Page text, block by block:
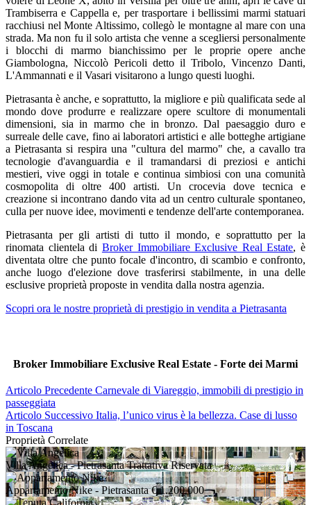
Trambiserra e Cappella e, per trasportare i bellissimi marmi statuari
racchiusi nel Monte Altissimo, collegò le montagne al mare con una
strada. Ma non fu il solo artista che venne a scegliersi personalmente
i blocchi di marmo bianchissimo per le proprie opere anche
Giambologna, Niccolò Pericoli detto il Tribolo, Vincenzo Danti,
L'Ammannati e il Vasari visitarono a lungo questi luoghi.
Pietrasanta è anche, e soprattutto, la migliore e più qualificata sede al
mondo dove produrre e realizzare opere scultore di monumentali
dimensioni, sia in marmo che in bronzo. Dal paesaggio duro e
surreale delle cave, fino ai laboratori artistici e alle botteghe artigiane
a Pietrasanta si respira una "cultura del marmo" che, a cavallo tra
tecnologie d'avanguardia e il tramandarsi di preziosi e antichi
mestieri, vive oggi in totale e continua simbiosi con una comunità
cosmopolita di oltre 400 artisti. Un crocevia dove tecnica e
creazione si incontrano dando vita ad un centro culturale spontaneo,
culla per nuove idee, movimenti e tendenze dell'arte contemporanea.
Pietrasanta per gli artisti di tutto il mondo, e soprattutto per la
rinomata clientela di Broker Immobiliare Exclusive Real Estate, è
diventata oltre che punto focale d'incontro, di scambio e confronto,
anche luogo d'elezione dove trasferirsi stabilmente, in una delle
esclusive proprietà proposte in vendita dalla nostra agenzia.
Scopri ora le nostre proprietà di prestigio in vendita a Pietrasanta
Broker Immobiliare Exclusive Real Estate - Forte dei Marmi
Articolo Precedente Carnevale di Viareggio, immobili di prestigio in
passeggiata
Articolo Successivo Italia, l’unico virus è la bellezza. Case di lusso
in Toscana
Proprietà Correlate
Villa Angelica- Pietrasanta Trattativa Riservata
Appartamento Nike- Pietrasanta € 1.200.000